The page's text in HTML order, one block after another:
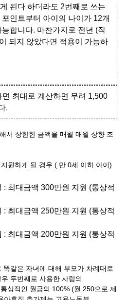
된다 하더라도 2번째로 쓰는
인트부터 아이의 나이가 12개
합니다. 마찬가지로 전년 (작
되지 않았다면 적용이 가능하
최대로 계산하면 무려 1,500
.
서 상한한 금액을 매월 매월 상향 조
원하게 될 경우 ( 만 0세 이하 아이)
: 최대금액 300만원 지원 (통상적
: 최대금액 250만원 지원 (통상적
: 최대금액 200만원 지원 (통상적
같은 자녀에 대해 부모가 차례대로
두번째로 사용한 사람의
상적인 월급의 100% (월 250으로 제